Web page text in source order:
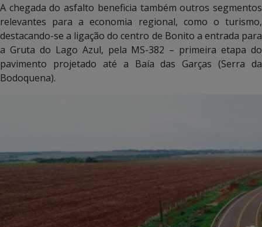
A chegada do asfalto beneficia também outros segmentos
relevantes para a economia regional, como o turismo,
destacando-se a ligação do centro de Bonito a entrada para
a Gruta do Lago Azul, pela MS-382 – primeira etapa do
pavimento projetado até a Baía das Garças (Serra da
Bodoquena).